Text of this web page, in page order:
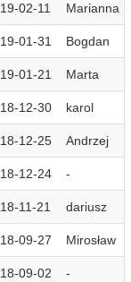
02-11 Marianna
01-31 Bogdan
01-21 Marta
12-30 karol
12-25 Andrzej
12-24 -
11-21 dariusz
09-27 Mirosław
09-02 -